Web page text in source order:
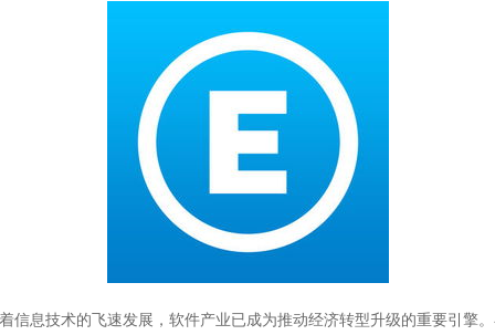
信息技术的飞速发展，软件产业已成为推动经济转型升级的重要引擎